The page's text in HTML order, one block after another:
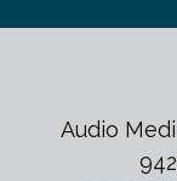
Audio